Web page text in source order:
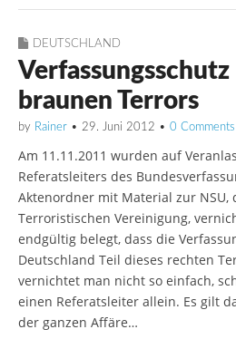
e
b
o
o
k
er e bl di
n
DEUTSCHLAND
Verfassungsschutz
braunen Terrors
by Rainer • 29. Juni 2012 • 0 Comments
Am 11.11.2011 wurden auf
Referatsleiters des
Aktenordner mit Material zur NSU,
Terroristischen Vereinigung,
endgültig belegt, dass die
Deutschland Teil dieses rechten
vernichtet man nicht so einfach,
einen Referatsleiter allein. Es gilt
der ganzen Affäre…